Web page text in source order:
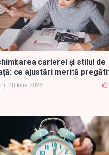
carierei și stilul de
ce ajustări merită
28 Iulie 2026